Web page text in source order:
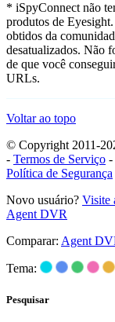
* iSpyConnect não
produtos de
obtidos da
desatualizados. Não
de que você
URLs.
Voltar ao topo
© Copyright 2011-
- Termos de Serviço -
Política de Segurança
Novo usuário? Visite
Agent DVR
Comparar: Agent
Tema:
Pesquisar